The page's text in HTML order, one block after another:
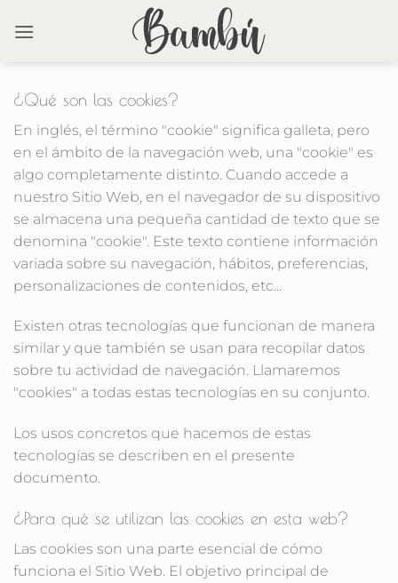
¿Qué son las cookies?
En inglés, el término "cookie" significa galleta, pero
en el ámbito de la navegación web, una "cookie" es
algo completamente distinto. Cuando accede a
nuestro Sitio Web, en el navegador de su dispositivo
se almacena una pequeña cantidad de texto que se
denomina "cookie". Este texto contiene información
variada sobre su navegación, hábitos, preferencias,
personalizaciones de contenidos, etc...
Existen otras tecnologías que funcionan de manera
similar y que también se usan para recopilar datos
sobre tu actividad de navegación. Llamaremos
"cookies" a todas estas tecnologías en su conjunto.
Los usos concretos que hacemos de estas
tecnologías se describen en el presente
documento.
¿Para qué se utilizan las cookies en esta web?
Las cookies son una parte esencial de cómo
funciona el Sitio Web. El objetivo principal de